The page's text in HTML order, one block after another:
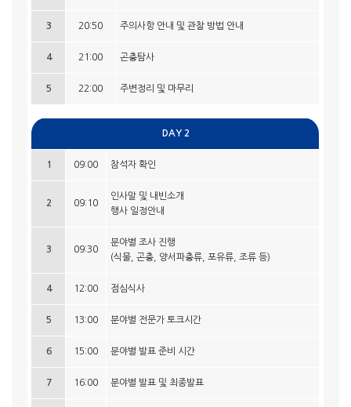
3 20:50 주의사항 안내 및 관찰 방법 안내
4 21:00 곤충탐사
5 22:00 주변정리 및 마무리
DAY 2
1 09:00 참석자 확인
2 09:10
인사말 및 내빈소개
행사 일정안내
3 09:30
분야별 조사 진행
(식물, 곤충, 양서파충류, 포유류, 조류 등)
4 12:00 점심식사
5 13:00 분야별 전문가 토크시간
6 15:00 분야별 발표 준비 시간
7 16:00 분야별 발표 및 최종발표